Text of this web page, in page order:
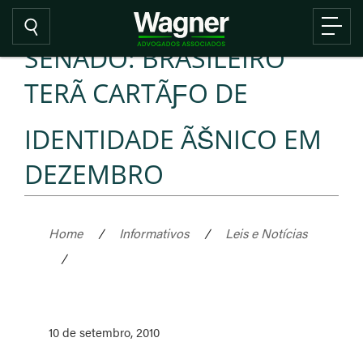
SENADO: BRASILEIRO
TERÃ CARTÃƑO DE
IDENTIDADE ÃŠNICO EM
DEZEMBRO
Home / Informativos /
Leis e Notícias
/
10 de setembro, 2010